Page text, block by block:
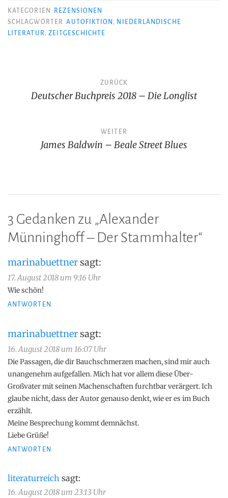
KATEGORIEN
REZENSIONEN
SCHLAGWÖRTER
AUTOFIKTION , NIEDERLÄNDISCHE
LITERATUR, ZEITGESCHICHTE
Beitragsnavigation
ZURÜCK
Deutscher Buchpreis 2018 – Die Longlist
WEITER
James Baldwin – Beale Street Blues
3 Gedanken zu „Alexander
Münninghoff – Der Stammhalter“
marinabuettnersagt:
17. August 2018 um 9:16 Uhr
Wie schön!
ANTWORTEN
marinabuettnersagt:
16. August 2018 um 16:07 Uhr
Die Passagen, die dir Bauchschmerzen machen, sind mir auch
unangenehm aufgefallen. Mich hat vor allem diese Über-
Großvater mit seinen Machenschaften furchtbar verärgert. Ich
glaube nicht, dass der Autor genauso denkt, wie er es im Buch
erzählt.
Meine Besprechung kommt demnächst.
Liebe Grüße!
ANTWORTEN
literaturreich sagt:
16. August 2018 um 23:13 Uhr